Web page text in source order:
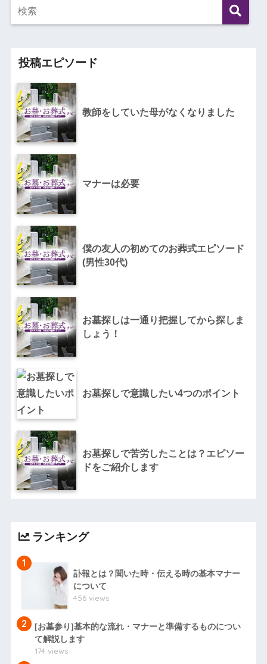
投稿エピソード
教師をしていた母がなくなりました
マナーは必要
僕の友人の初めてのお葬式エピソード
(男性30代)
お墓探しは一通り把握してから探しま
しょう！
お墓探しで意識したい4つのポイント
お墓探しで苦労したことは？エピソー
ドをご紹介します
ランキング
1
訃報とは？聞いた時・伝える時の基本マナー
について
456 views
2
[お墓参り]基本的な流れ・マナーと準備するものについ
て解説します
174 views